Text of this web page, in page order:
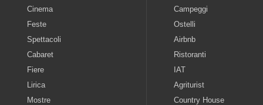
Cinema
Feste
Spettacoli
Cabaret
Fiere
Lirica
Mostre
Campeggi
Ostelli
Airbnb
Ristoranti
IAT
Agriturist
Country House